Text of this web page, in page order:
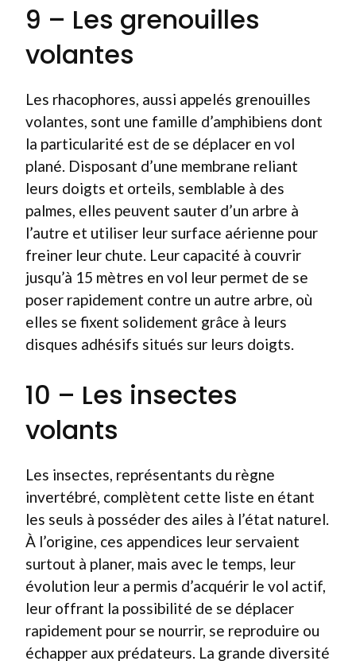
9 – Les grenouilles
volantes
Les rhacophores, aussi appelés grenouilles
volantes, sont une famille d’amphibiens dont
la particularité est de se déplacer en vol
plané. Disposant d’une membrane reliant
leurs doigts et orteils, semblable à des
palmes, elles peuvent sauter d’un arbre à
l’autre et utiliser leur surface aérienne pour
freiner leur chute. Leur capacité à couvrir
jusqu’à 15 mètres en vol leur permet de se
poser rapidement contre un autre arbre, où
elles se fixent solidement grâce à leurs
disques adhésifs situés sur leurs doigts.
10 – Les insectes
volants
Les insectes, représentants du règne
invertébré, complètent cette liste en étant
les seuls à posséder des ailes à l’état naturel.
À l’origine, ces appendices leur servaient
surtout à planer, mais avec le temps, leur
évolution leur a permis d’acquérir le vol actif,
leur offrant la possibilité de se déplacer
rapidement pour se nourrir, se reproduire ou
échapper aux prédateurs. La grande diversité